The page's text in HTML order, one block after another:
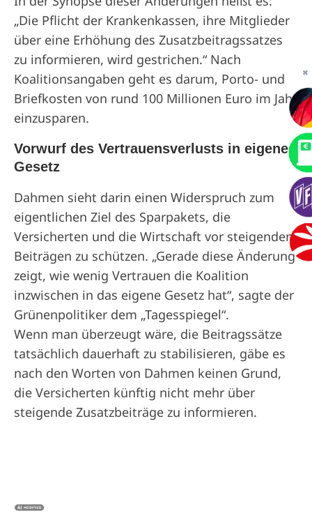
„Die Pflicht der Krankenkassen, ihre Mitglieder
über eine Erhöhung des Zusatzbeitragssatzes
zu informieren, wird gestrichen.“ Nach
Koalitionsangaben geht es darum, Porto- und
Briefkosten von rund 100 Millionen Euro im Jahr
einzusparen.
Vorwurf des Vertrauensverlusts in eigenes
Gesetz
Dahmen sieht darin einen Widerspruch zum
eigentlichen Ziel des Sparpakets, die
Versicherten und die Wirtschaft vor steigenden
Beiträgen zu schützen. „Gerade diese Änderung
zeigt, wie wenig Vertrauen die Koalition
inzwischen in das eigene Gesetz hat“, sagte der
Grünenpolitiker dem „Tagesspiegel“.
Wenn man überzeugt wäre, die Beitragssätze
tatsächlich dauerhaft zu stabilisieren, gäbe es
nach den Worten von Dahmen keinen Grund,
die Versicherten künftig nicht mehr über
steigende Zusatzbeiträge zu informieren.
✖